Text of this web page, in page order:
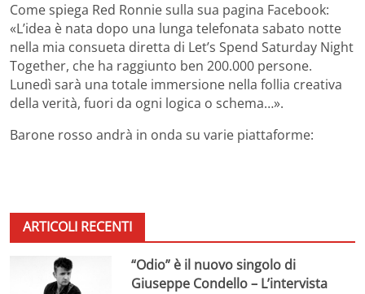
Come spiega Red Ronnie sulla sua pagina Facebook:
«L’idea è nata dopo una lunga telefonata sabato notte
nella mia consueta diretta di Let’s Spend Saturday Night
Together, che ha raggiunto ben 200.000 persone.
Lunedì sarà una totale immersione nella follia creativa
della verità, fuori da ogni logica o schema…».
Barone rosso andrà in onda su varie piattaforme:
ARTICOLI RECENTI
“Odio” è il nuovo singolo di
Giuseppe Condello – L’intervista